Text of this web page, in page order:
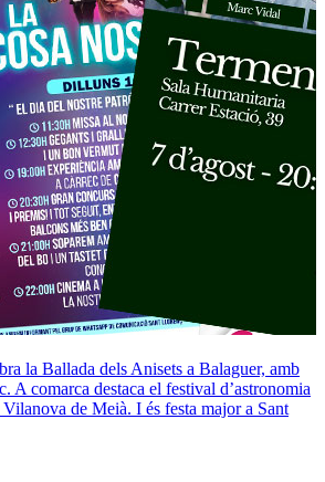
la Ballada dels Anisets a Balaguer, amb
A comarca destaca el festival d’astronomia
de Meià. I és festa major a Sant